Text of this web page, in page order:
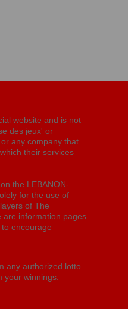
website and is not
des jeux' or
any company that
their services
the LEBANON-
for the use of
of The
are information pages
encourage
any authorized lotto
your winnings.